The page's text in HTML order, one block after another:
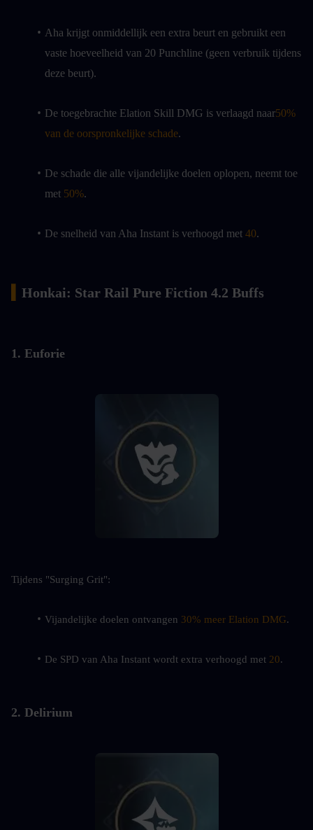
Aha krijgt onmiddellijk een extra beurt en gebruikt een
vaste hoeveelheid van 20 Punchline (geen verbruik tijdens
deze beurt).
De toegebrachte Elation Skill DMG is verlaagd naar50%
van de oorspronkelijke schade.
De schade die alle vijandelijke doelen oplopen, neemt toe
met 50%.
De snelheid van Aha Instant is verhoogd met 40.
Honkai: Star Rail Pure Fiction 4.2 Buffs
1. Euforie
Tijdens "Surging Grit":
Vijandelijke doelen ontvangen 30% meer Elation DMG.
De SPD van Aha Instant wordt extra verhoogd met 20.
2. Delirium